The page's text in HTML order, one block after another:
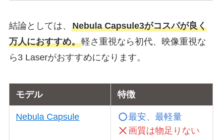
結論としては、 Nebula Capsule3がコスパが良く
万人におすすめ。軽さ重視なら初代、映像重視な
ら3 Laserがおすすめになります。
モデル 特徴
Nebula Capsule
最安、最軽量
画質は物足りない